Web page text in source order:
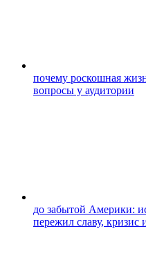
почему роскошная
вопросы у аудитории
до забытой Америки:
пережил славу, кризис